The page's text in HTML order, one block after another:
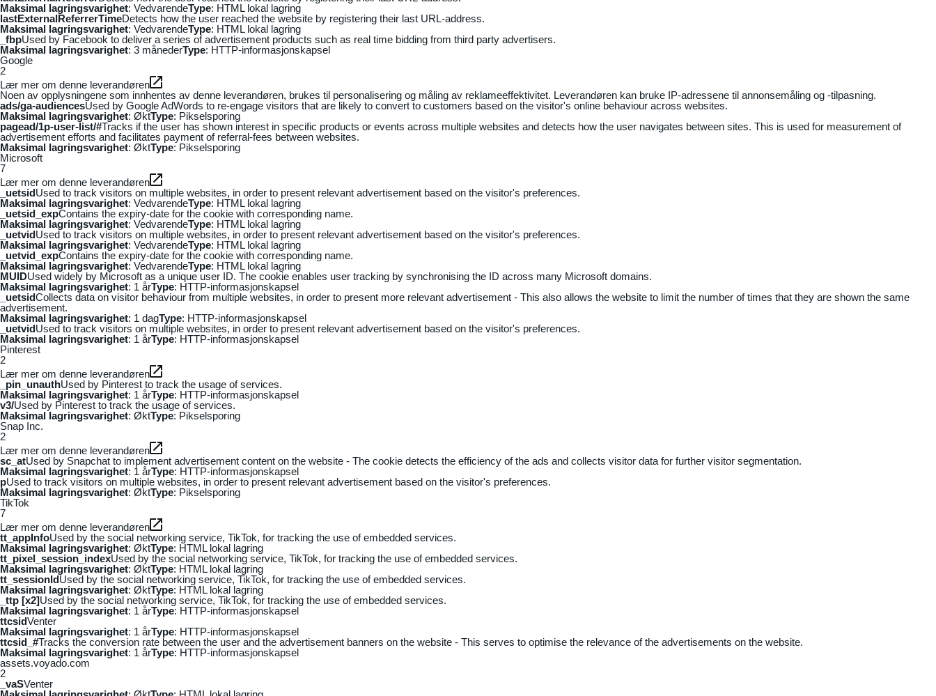
Maksimal lagringsvarighet: VedvarendeType: HTML lokal lagring
lastExternalReferrerTimeDetects how the user reached the website by registering their last URL-address.
Maksimal lagringsvarighet: VedvarendeType: HTML lokal lagring
_fbpUsed by Facebook to deliver a series of advertisement products such as real time bidding from third party advertisers.
Maksimal lagringsvarighet: 3 månederType: HTTP-informasjonskapsel
Google
2
Lær mer om denne leverandøren
Noen av opplysningene som innhentes av denne leverandøren, brukes til personalisering og måling av reklameeffektivitet. Leverandøren kan bruke IP-adressene til annonsemåling og -tilpasning.
ads/ga-audiencesUsed by Google AdWords to re-engage visitors that are likely to convert to customers based on the visitor's online behaviour across websites.
Maksimal lagringsvarighet: ØktType: Pikselsporing
pagead/1p-user-list/#Tracks if the user has shown interest in specific products or events across multiple websites and detects how the user navigates between sites. This is used for measurement of
advertisement efforts and facilitates payment of referral-fees between websites.
Maksimal lagringsvarighet: ØktType: Pikselsporing
Microsoft
7
Lær mer om denne leverandøren
_uetsidUsed to track visitors on multiple websites, in order to present relevant advertisement based on the visitor's preferences.
Maksimal lagringsvarighet: VedvarendeType: HTML lokal lagring
_uetsid_expContains the expiry-date for the cookie with corresponding name.
Maksimal lagringsvarighet: VedvarendeType: HTML lokal lagring
_uetvidUsed to track visitors on multiple websites, in order to present relevant advertisement based on the visitor's preferences.
Maksimal lagringsvarighet: VedvarendeType: HTML lokal lagring
_uetvid_expContains the expiry-date for the cookie with corresponding name.
Maksimal lagringsvarighet: VedvarendeType: HTML lokal lagring
MUIDUsed widely by Microsoft as a unique user ID. The cookie enables user tracking by synchronising the ID across many Microsoft domains.
Maksimal lagringsvarighet: 1 årType: HTTP-informasjonskapsel
_uetsidCollects data on visitor behaviour from multiple websites, in order to present more relevant advertisement - This also allows the website to limit the number of times that they are shown the same
advertisement.
Maksimal lagringsvarighet: 1 dagType: HTTP-informasjonskapsel
_uetvidUsed to track visitors on multiple websites, in order to present relevant advertisement based on the visitor's preferences.
Maksimal lagringsvarighet: 1 årType: HTTP-informasjonskapsel
Pinterest
2
Lær mer om denne leverandøren
_pin_unauthUsed by Pinterest to track the usage of services.
Maksimal lagringsvarighet: 1 årType: HTTP-informasjonskapsel
v3/Used by Pinterest to track the usage of services.
Maksimal lagringsvarighet: ØktType: Pikselsporing
Snap Inc.
2
Lær mer om denne leverandøren
sc_atUsed by Snapchat to implement advertisement content on the website - The cookie detects the efficiency of the ads and collects visitor data for further visitor segmentation.
Maksimal lagringsvarighet: 1 årType: HTTP-informasjonskapsel
pUsed to track visitors on multiple websites, in order to present relevant advertisement based on the visitor's preferences.
Maksimal lagringsvarighet: ØktType: Pikselsporing
TikTok
7
Lær mer om denne leverandøren
tt_appInfoUsed by the social networking service, TikTok, for tracking the use of embedded services.
Maksimal lagringsvarighet: ØktType: HTML lokal lagring
tt_pixel_session_indexUsed by the social networking service, TikTok, for tracking the use of embedded services.
Maksimal lagringsvarighet: ØktType: HTML lokal lagring
tt_sessionIdUsed by the social networking service, TikTok, for tracking the use of embedded services.
Maksimal lagringsvarighet: ØktType: HTML lokal lagring
_ttp [x2]Used by the social networking service, TikTok, for tracking the use of embedded services.
Maksimal lagringsvarighet: 1 årType: HTTP-informasjonskapsel
ttcsidVenter
Maksimal lagringsvarighet: 1 årType: HTTP-informasjonskapsel
ttcsid_#Tracks the conversion rate between the user and the advertisement banners on the website - This serves to optimise the relevance of the advertisements on the website.
Maksimal lagringsvarighet: 1 årType: HTTP-informasjonskapsel
assets.voyado.com
2
_vaSVenter